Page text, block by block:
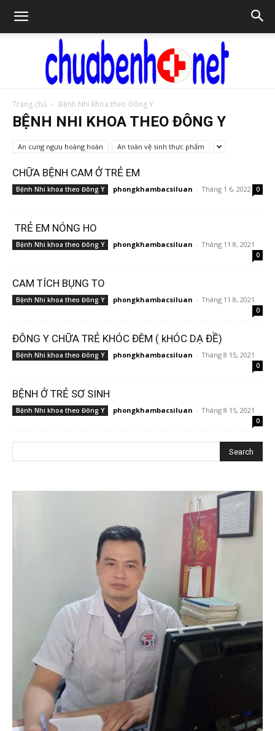
Chữa
bệnh
Trang chủ Bệnh Nhi khoa theo Đông Y
BỆNH NHI KHOA THEO ĐÔNG Y
An cung ngưu hoàng hoàn An toàn vệ sinh thực phẩm
CHỮA BỆNH CAM Ở TRẺ EM
Bệnh Nhi khoa theo Đông Y phongkhambacsiluan - Tháng 1 6, 2022 0
TRẺ EM NÓNG HO
Bệnh Nhi khoa theo Đông Y phongkhambacsiluan - Tháng 11 8, 2021
0
CAM TÍCH BỤNG TO
Bệnh Nhi khoa theo Đông Y phongkhambacsiluan - Tháng 11 8, 2021
0
ĐÔNG Y CHỮA TRẺ KHÓC ĐÊM ( kHÓC DẠ ĐỀ)
Bệnh Nhi khoa theo Đông Y phongkhambacsiluan - Tháng 8 15, 2021
0
BỆNH Ở TRẺ SƠ SINH
Bệnh Nhi khoa theo Đông Y phongkhambacsiluan - Tháng 8 15, 2021
0